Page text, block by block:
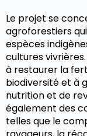
Le projet se
agroforestiers
espèces
cultures
à restaurer la
biodiversité et à
nutrition et de
également des
telles que le